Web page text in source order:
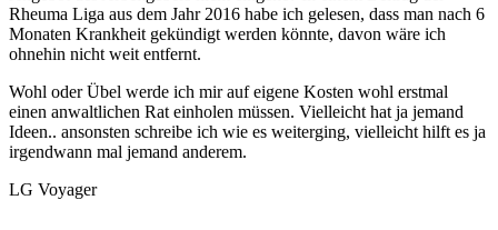
Rheuma Liga aus dem Jahr 2016 habe ich gelesen, dass man nach 6
Monaten Krankheit gekündigt werden könnte, davon wäre ich
ohnehin nicht weit entfernt.
Wohl oder Übel werde ich mir auf eigene Kosten wohl erstmal
einen anwaltlichen Rat einholen müssen. Vielleicht hat ja jemand
Ideen.. ansonsten schreibe ich wie es weiterging, vielleicht hilft es ja
irgendwann mal jemand anderem.
LG Voyager